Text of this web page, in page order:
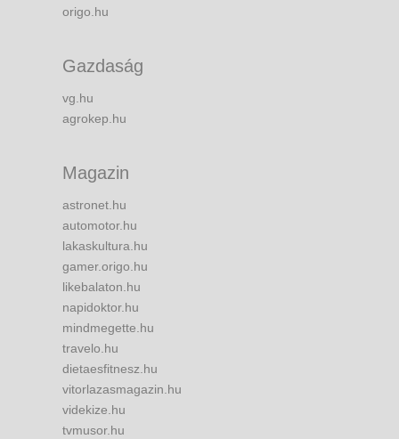
origo.hu
Gazdaság
vg.hu
agrokep.hu
Magazin
astronet.hu
automotor.hu
lakaskultura.hu
gamer.origo.hu
likebalaton.hu
napidoktor.hu
mindmegette.hu
travelo.hu
dietaesfitnesz.hu
vitorlazasmagazin.hu
videkize.hu
tvmusor.hu